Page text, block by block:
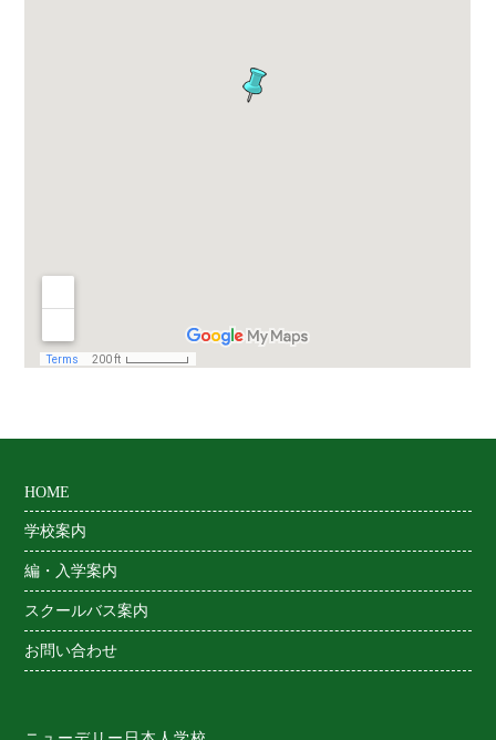
HOME
学校案内
編・入学案内
スクールバス案内
お問い合わせ